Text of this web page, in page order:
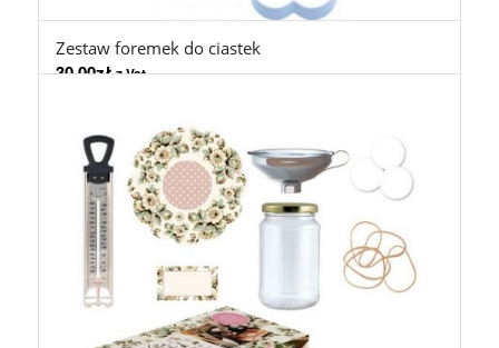
Zestaw foremek do ciastek
30,00zł z Vat